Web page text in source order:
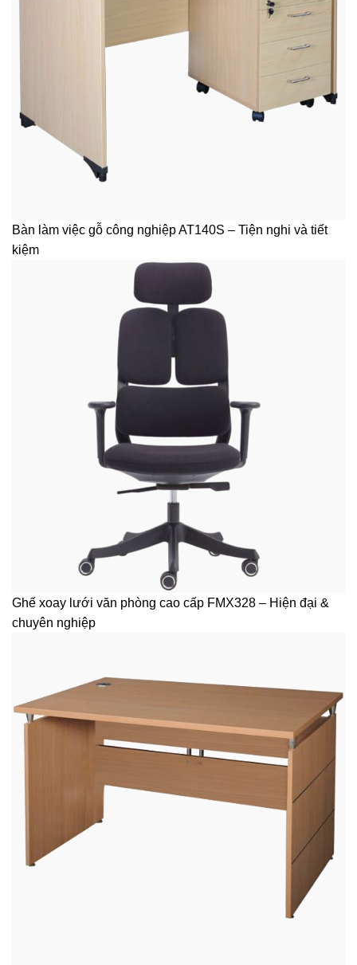
Bàn làm việc gỗ công nghiệp AT140S – Tiện nghi và tiết
kiệm
Ghế xoay lưới văn phòng cao cấp FMX328 – Hiện đại &
chuyên nghiệp